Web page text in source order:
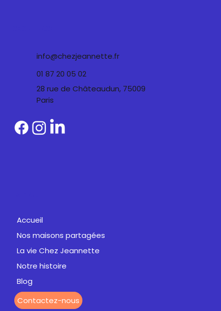
info@chezjeannette.fr
01 87 20 05 02
28 rue de Châteaudun, 75009
Paris
Accueil
Nos maisons partagées
La vie Chez Jeannette
Notre histoire
Blog
Contactez-nous